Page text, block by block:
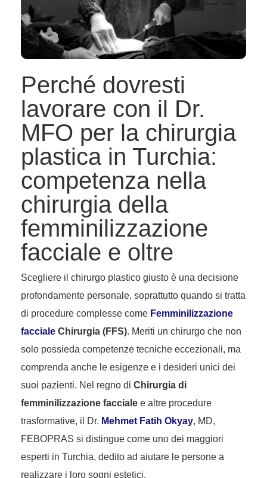
Perché dovresti
lavorare con il Dr.
MFO per la chirurgia
plastica in Turchia:
competenza nella
chirurgia della
femminilizzazione
facciale e oltre
Scegliere il chirurgo plastico giusto è una decisione
profondamente personale, soprattutto quando si tratta
di procedure complesse come Femminilizzazione
facciale Chirurgia (FFS). Meriti un chirurgo che non
solo possieda competenze tecniche eccezionali, ma
comprenda anche le esigenze e i desideri unici dei
suoi pazienti. Nel regno di Chirurgia di
femminilizzazione facciale e altre procedure
trasformative, il Dr. Mehmet Fatih Okyay, MD,
FEBOPRAS si distingue come uno dei maggiori
esperti in Turchia, dedito ad aiutare le persone a
realizzare i loro sogni estetici.